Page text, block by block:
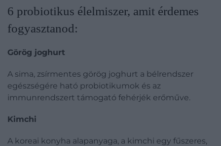
​6 probiotikus élelmiszer, amit érdemes
fogyasztanod:
Görög joghurt
A sima, zsírmentes görög joghurt a bélrendszer
egészségére ható probiotikumok és az
immunrendszert támogató fehérjék erőműve.
Kimchi
A koreai konyha alapanyaga, a kimchi egy fűszeres,